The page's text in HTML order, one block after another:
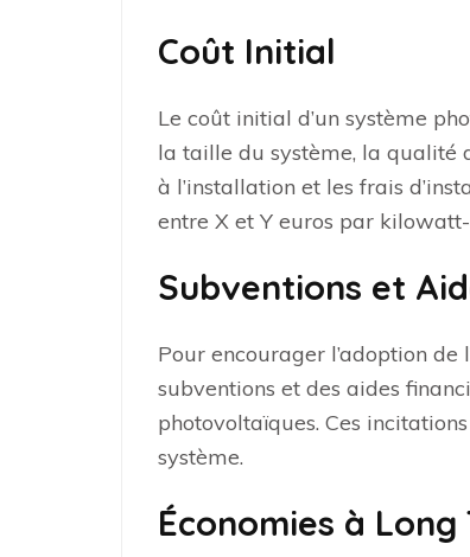
Coût Initial
Le coût initial d’un système
la taille du système, la qualité
à l’installation et les frais
entre X et Y euros par
Subventions et
Pour encourager l’adoption de
subventions et des aides
photovoltaïques. Ces
système.
Économies à Long